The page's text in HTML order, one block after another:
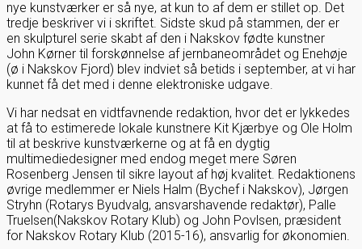
nye kunstværker er så nye, at kun to af dem er stillet op. Det
tredje beskriver vi i skriftet. Sidste skud på stammen, der er
en skulpturel serie skabt af den i Nakskov fødte kunstner
John Kørner til forskønnelse af jernbaneområdet og Enehøje
(ø i Nakskov Fjord) blev indviet så betids i september, at vi har
kunnet få det med i denne elektroniske udgave.
Vi har nedsat en vidtfavnende redaktion, hvor det er lykkedes
at få to estimerede lokale kunstnere Kit Kjærbye og Ole Holm
til at beskrive kunstværkerne og at få en dygtig
multimediedesigner med endog meget mere Søren
Rosenberg Jensen til sikre layout af høj kvalitet. Redaktionens
øvrige medlemmer er Niels Halm (Bychef i Nakskov), Jørgen
Stryhn (Rotarys Byudvalg, ansvarshavende redaktør), Palle
Truelsen(Nakskov Rotary Klub) og John Povlsen, præsident
for Nakskov Rotary Klub (2015-16), ansvarlig for økonomien.